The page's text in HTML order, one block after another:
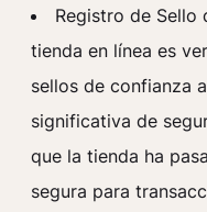
Registro de Sello
tienda en línea es
sellos de confianza
significativa de
que la tienda ha
segura para